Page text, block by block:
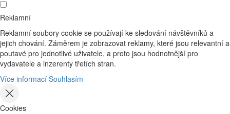
Reklamní
Reklamní soubory cookie se používají ke sledování návštěvníků a
jejich chování. Záměrem je zobrazovat reklamy, které jsou relevantní a
poutavé pro jednotlivé uživatele, a proto jsou hodnotnější pro
vydavatele a inzerenty třetích stran.
Více informací Souhlasím
Cookies